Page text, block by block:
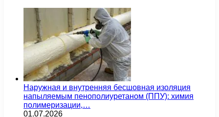
Наружная и внутренняя бесшовная изоляция
напыляемым пенополиуретаном (ППУ): химия
полимеризации,…
01.07.2026